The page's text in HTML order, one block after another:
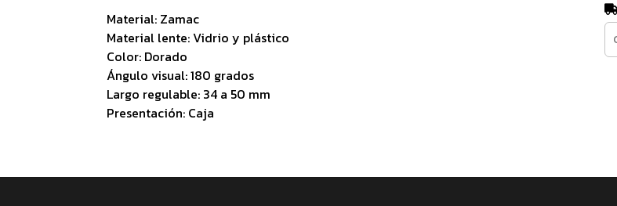
Material: Zamac
Material lente: Vidrio y plástico
Color: Dorado
Ángulo visual: 180 grados
Largo regulable: 34 a 50 mm
Presentación: Caja